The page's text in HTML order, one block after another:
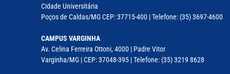
Cidade Universitária
Poços de Caldas/MG CEP: 37715-400 | Telefone: (35) 3697-4600
CAMPUS VARGINHA
Av. Celina Ferreira Ottoni, 4000 | Padre Vitor
Varginha/MG | CEP: 37048-395 | Telefone: (35) 3219 8628